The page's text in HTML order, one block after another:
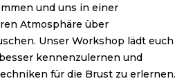
und uns in einer
Atmosphäre über
Unser Workshop lädt euch
kennenzulernen und
für die Brust zu erlernen.